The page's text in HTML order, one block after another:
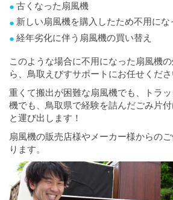
古くなった扇風機
新しい扇風機を購入したため不用に
経年劣化に伴う扇風機の買い替え
このような場合に不用になった扇風機
ら、鳥取えびすサポートにお任せくださ
重くて搬出が困難な扇風機でも、トラ
機でも、鳥取県で経験を詰んだごみ片
と運び出します！
扇風機の販売店様やメーカー様からの
ります。